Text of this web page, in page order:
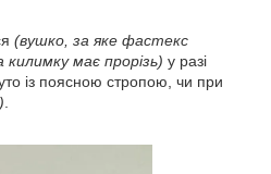
(вушко, за яке фастекс
килимку має прорізь) у разі
із поясною стропою, чи при